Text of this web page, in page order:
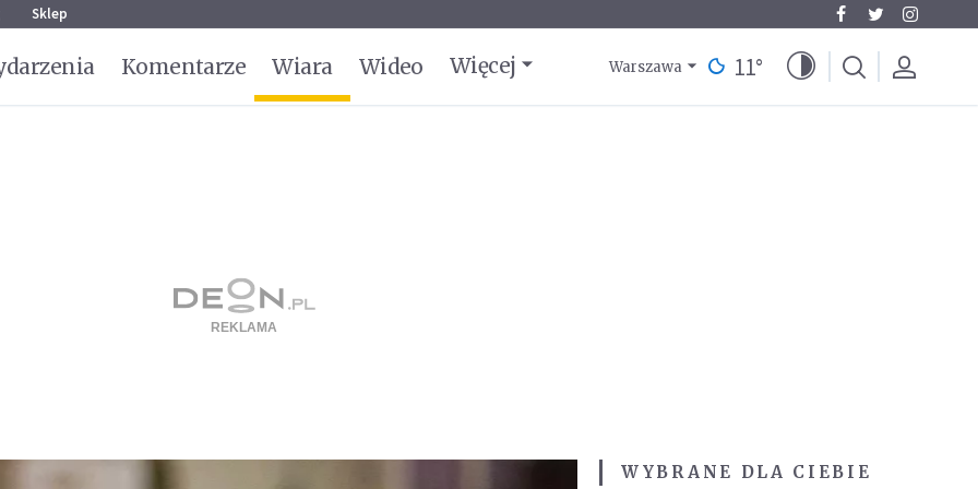
Sklep
Komentarze Wiara Wideo Więcej Warszawa 11°
WYBRANE DLA CIEBIE